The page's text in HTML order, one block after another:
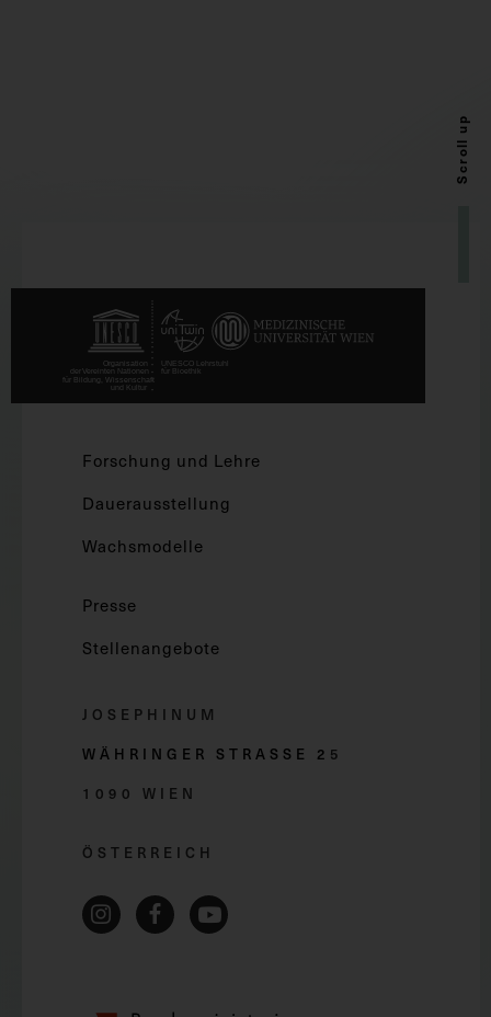
Scroll up
Forschung und Lehre
Dauerausstellung
Wachsmodelle
Presse
Stellenangebote
JOSEPHINUM
WÄHRINGER STRASSE 2 5
1090 WIEN
ÖSTERREICH